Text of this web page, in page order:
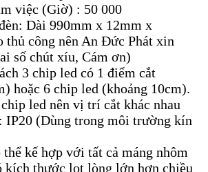
việc (Giờ) : 50 000
Dài 990mm x 12mm x
thủ công nên An Đức Phát xin
số chút xíu, Cám ơn)
3 chip led có 1 điểm cắt
hoặc 6 chip led (khoảng 10cm).
led nên vị trí cắt khác nhau
IP20 (Dùng trong môi trường kín
kế hợp với tất cả máng nhôm
kích thước lọt lòng lớn hơn chiều